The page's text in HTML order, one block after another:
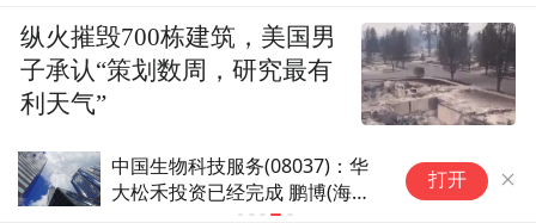
中国生物科技服务(08037)：华
大松禾投资已经完成 鹏博(海南)
由华大松禾持有6.25%权益
打开
纵火摧毁700栋建筑，美国男
子承认“策划数周，研究最有
利天气”